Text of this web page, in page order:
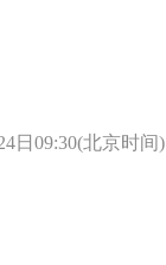
日 09:30(北京时间)